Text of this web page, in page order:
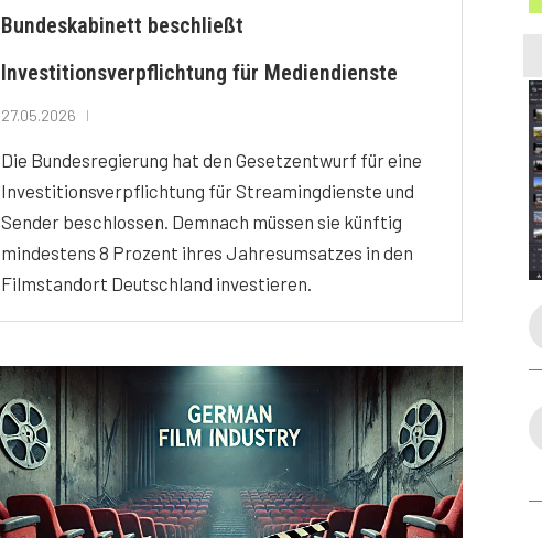
Bundeskabinett beschließt
Investitionsverpflichtung für Mediendienste
27.05.2026
Die Bundesregierung hat den Gesetzentwurf für eine
Investitionsverpflichtung für Streamingdienste und
Sender beschlossen. Demnach müssen sie künftig
mindestens 8 Prozent ihres Jahresumsatzes in den
Filmstandort Deutschland investieren.